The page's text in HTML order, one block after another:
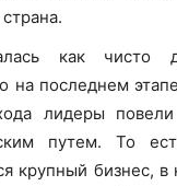
как чисто
на последнем
лидеры
путем. То
крупный бизнес,